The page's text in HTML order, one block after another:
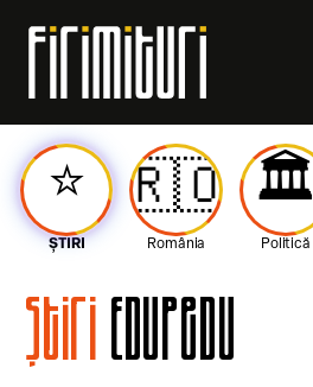
⭐️
ȘTIRI
🇷🇴
România
🏛️
Politică
ȘtiriEdupedu